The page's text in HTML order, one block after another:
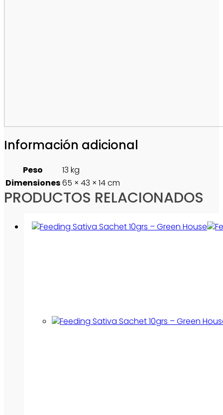
Información adicional
Peso
13 kg
Dimensiones65 × 43 × 14 cm
PRODUCTOS RELACIONADOS